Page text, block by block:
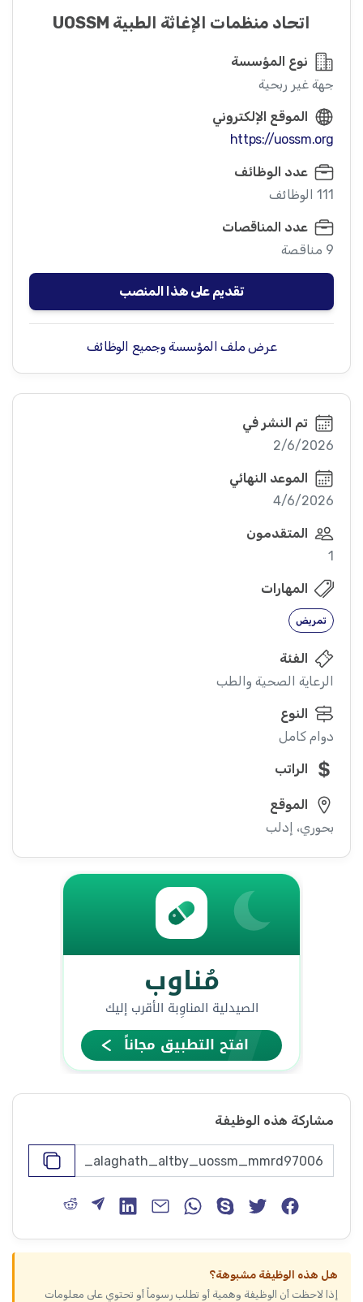
اتحاد منظمات الإغاثة الطبية UOSSM
نوع المؤسسة
جهة غير ربحية
الموقع الإلكتروني
https://uossm.org
عدد الوظائف
111 الوظائف
عدد المناقصات
9 مناقصة
تقديم على هذا المنصب
عرض ملف المؤسسة وجميع الوظائف
تم النشر في
2/6/2026
الموعد النهائي
4/6/2026
المتقدمون
1
المهارات
تمريض
الفئة
الرعاية الصحية والطب
النوع
دوام كامل
الراتب
الموقع
بحوري، إدلب
مشاركة هذه الوظيفة
هل هذه الوظيفة مشبوهة؟
إذا لاحظت أن الوظيفة وهمية أو تطلب رسوماً أو تحتوي على معلومات